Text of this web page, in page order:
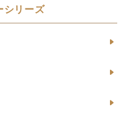
シリーズ